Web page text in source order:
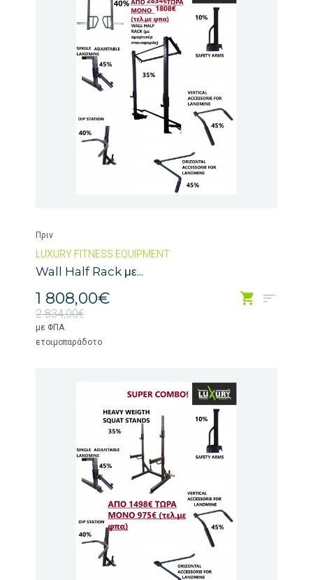
Πριν
LUXURY FITNESS EQUIPMENT
Wall Half Rack με...
1 808,00€
2 834,00€
με ΦΠΑ
ετοιμοπαράδοτο